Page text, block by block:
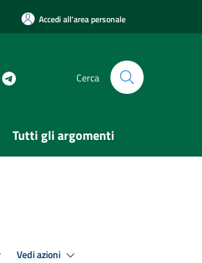
Accedi all'area personale
Cerca
Tutti gli argomenti
Vedi azioni